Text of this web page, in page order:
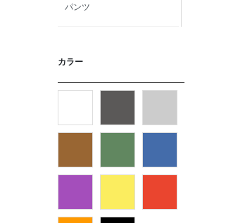
パンツ
カジュアルシャツ
フォーマルタイ
カラー